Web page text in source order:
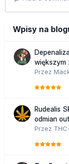
Wpisy na
większym
Przez
Rudealis
odmian
Przez